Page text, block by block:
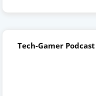
Tech-Gamer Podcast